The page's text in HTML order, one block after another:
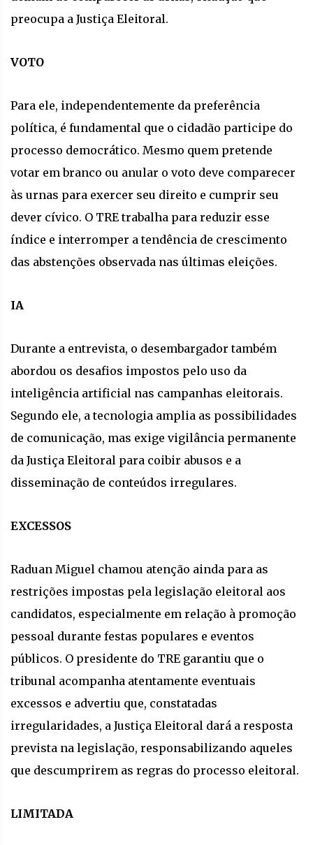
preocupa a Justiça Eleitoral.
VOTO
Para ele, independentemente da preferência
política, é fundamental que o cidadão participe do
processo democrático. Mesmo quem pretende
votar em branco ou anular o voto deve comparecer
às urnas para exercer seu direito e cumprir seu
dever cívico. O TRE trabalha para reduzir esse
índice e interromper a tendência de crescimento
das abstenções observada nas últimas eleições.
IA
Durante a entrevista, o desembargador também
abordou os desafios impostos pelo uso da
inteligência artificial nas campanhas eleitorais.
Segundo ele, a tecnologia amplia as possibilidades
de comunicação, mas exige vigilância permanente
da Justiça Eleitoral para coibir abusos e a
disseminação de conteúdos irregulares.
EXCESSOS
Raduan Miguel chamou atenção ainda para as
restrições impostas pela legislação eleitoral aos
candidatos, especialmente em relação à promoção
pessoal durante festas populares e eventos
públicos. O presidente do TRE garantiu que o
tribunal acompanha atentamente eventuais
excessos e advertiu que, constatadas
irregularidades, a Justiça Eleitoral dará a resposta
prevista na legislação, responsabilizando aqueles
que descumprirem as regras do processo eleitoral.
LIMITADA